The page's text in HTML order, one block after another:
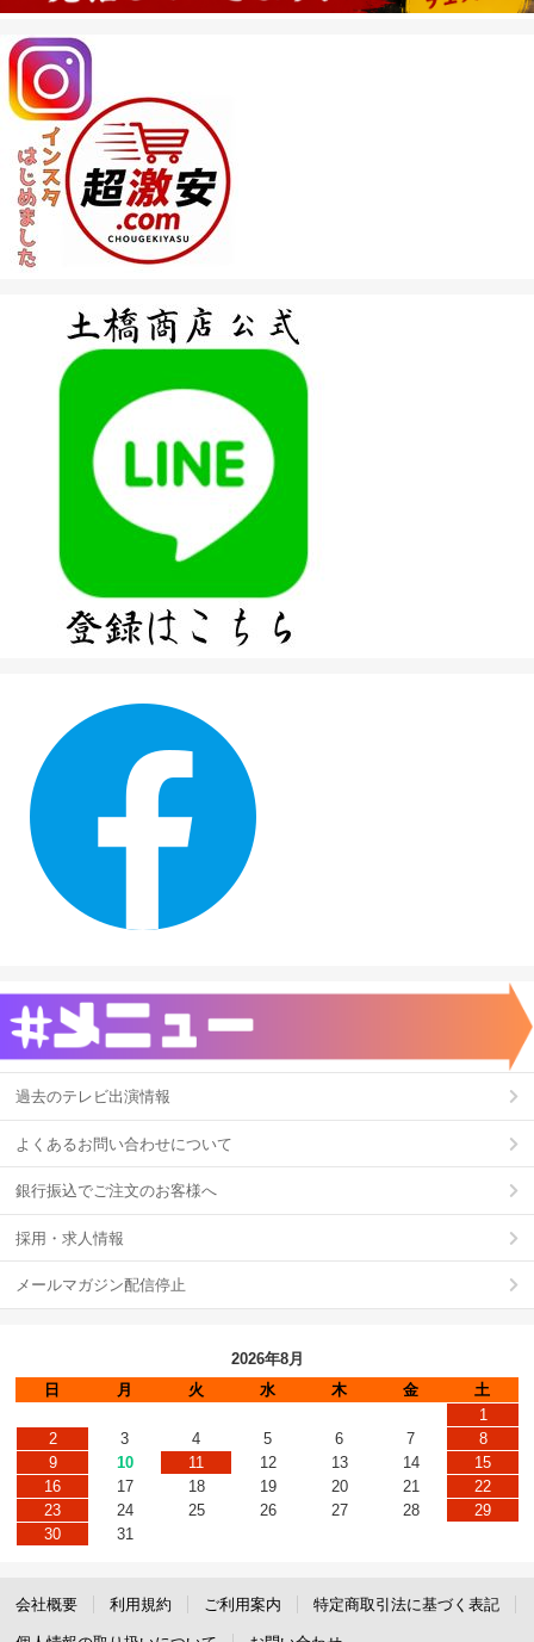
過去のテレビ出演情報
よくあるお問い合わせについて
銀行振込でご注文のお客様へ
採用・求人情報
メールマガジン配信停止
2026年8月
日
月 火 水 木 金
土
1
2
3 4 5 6 7
8
9
10 11 12 13 14
15
16
17 18 19 20 21
22
23
24 25 26 27 28
29
30
31
会社概要 利用規約 ご利用案内 特定商取引法に基づく表記